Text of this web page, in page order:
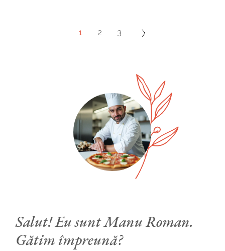
1 2 3
Salut! Eu sunt Manu Roman.
Gătim împreună?